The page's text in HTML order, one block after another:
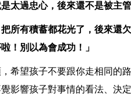
太過忠心，後來還不是被主管
把所有積蓄都花光了，後來
！別以為會成功！」
希望孩子不要跟你走相同的
影響孩子對事情的看法、決